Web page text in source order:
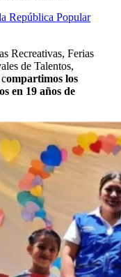
República Popular
Recreativas, Ferias
de Talentos,
ompartimos los
en 19 años de